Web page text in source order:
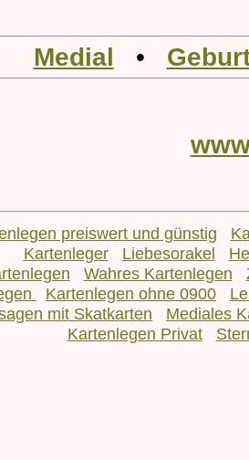
Medial •
preiswert und günstig
Kartenleger
Liebesorakel
Wahres Kartenlegen
Kartenlegen ohne 0900
mit Skatkarten
Mediales
Kartenlegen Privat